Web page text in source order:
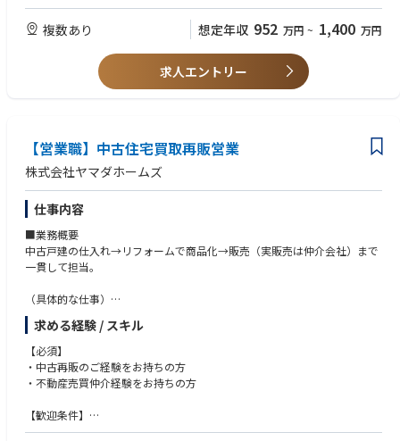
■ヌーラボサービスの事業規模拡大
ながら魅力的な製品を提供し続けます。
プロダクト戦略の策定・実行、プロダクトビジョン / ロードマップの策
■プロダクト要件定義とプロジェクトマネジメント
ユーザーストーリーや要件定義などをPRDに落とし込み、開発要件を明確
化します。
エンジニアやデザイナーと協働し、アジャイル開発の手法を活用したプロ
■効果測定とデータ分析
パフォーマンス測定、ユーザー行動ログや調査結果の分析・振り返りを通
■ステークホルダーとのコミュニケーション
開発、デザイン、カスタマーサクセス、カスタマーサポート、マーケティ
ングチームなど多様なチームとの連携を通じたプロジェクト推進を担いま
す（同社では海外拠点にもデザインチーム、マーケティングチームのメン
バーが在籍しています）。
ク）を通じたニーズの把握を進めます。
▼素養・スキル面
遊び心を持って取り組むことができる
顧客の声をただ聞くだけでなく、ヌーラボのミッションに共感してプロダ
クト開発に取り組んでいただきたいと考えます。
進んでアウトプット・言語化できるスキル
英語でのコミュニケーションに抵抗がない方（翻訳ツールの利用可 / 今後
海外メンバーとの連携を強化していきます）
【歓迎要件】
バックオフィス向け事業に関するユーザー像・ドメインの深い解像度
ユーザーリサーチ・インタビューの実施および開発プロセスへの組み込
み、改善をリードした経験
データ分析スキル（SQL / Mixpanel / Tableau等の利用経験）とクリエイ
ティブな発想を併せ持つ方
UXデザインやUI設計に関する知識、またはプロジェクトマネジメント関連
の資格（PMP等）
複数あり 想定年収 952 万円 ~ 1,400 万円
求人エントリー
【営業職】中古住宅買取再販営業
株式会社ヤマダホームズ
仕事内容
■業務概要
中古戸建の仕入れ→リフォームで商品化→販売（実販売は仲介会社）まで
一貫して担当。
（具体的な仕事）
・物件情報の収集
・物件の仕入れ・買取
・リフォームの企画
・価格設定
・販売戦略の立案など
求める経験 / スキル
【必須】
・中古再販のご経験をお持ちの方
・不動産売買仲介経験をお持ちの方
【歓迎条件】
・宅地建物取引士をお持ちの方